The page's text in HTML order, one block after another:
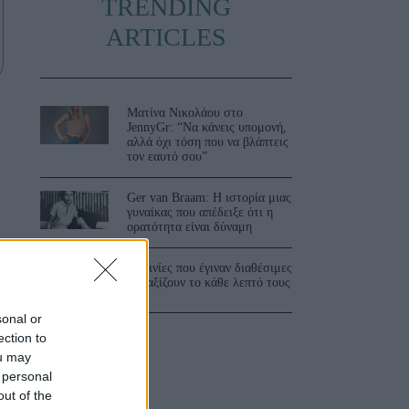
or
to
may
of the
TRENDING
ARTICLES
Ματίνα Νικολάου στο
JennyGr: “Να κάνεις υπομονή,
αλλά όχι τόση που να βλάπτεις
τον εαυτό σου”
Ger van Braam: Η ιστορία μιας
γυναίκας που απέδειξε ότι η
ορατότητα είναι δύναμη
3 ταινίες που έγιναν διαθέσιμες
και αξίζουν το κάθε λεπτό τους